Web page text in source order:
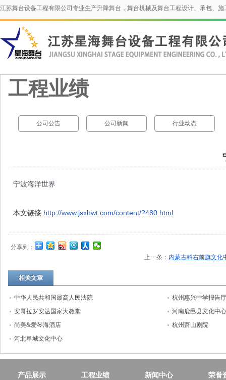
江苏舞台设备工程有限公司专业生产升降舞台，舞台机械及舞台工程设计、承包、
工程业绩
公司公告 公司新闻 行业动态
宁波海洋世界
本文链接:http://www.jsxhwt.com/content/?480.html
分享到：
上一条： 内蒙古科右前旗文化
相关文章
中华人民共和国最高人民法院
杭州惠兴中学报告厅
安哥拉罗安达国家大教堂
河南鹿邑县文化中心
尚美&爱琴海酒店
杭州萧山剧院
河北阜城文化中心
产品展示 工程业绩 新闻中心 荣誉